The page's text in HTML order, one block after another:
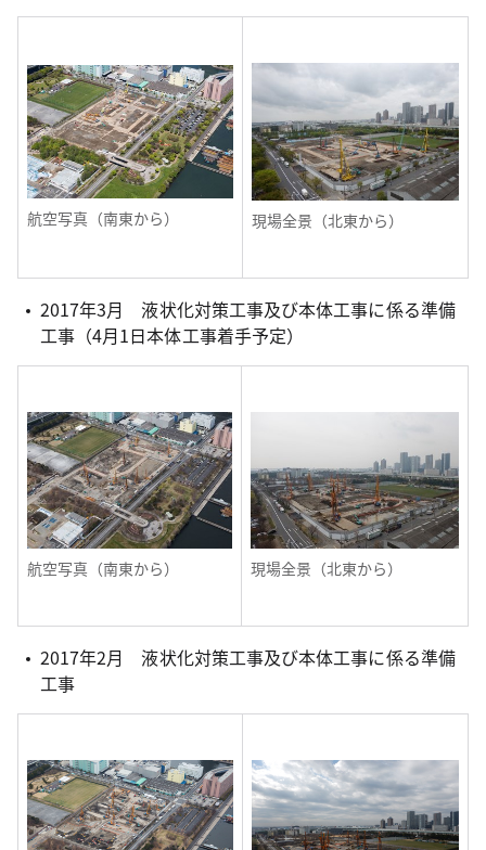
航空写真（南東から） 現場全景（北東から）
2017年3月 液状化対策工事及び本体工事に係る準備
工事（4月1日本体工事着手予定）
航空写真（南東から） 現場全景（北東から）
2017年2月 液状化対策工事及び本体工事に係る準備
工事